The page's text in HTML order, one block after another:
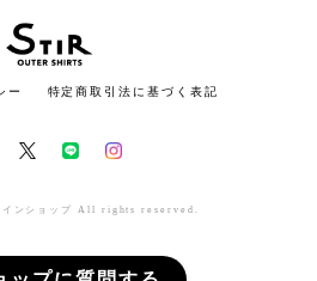
ー 特定商取引法に基づく表記
インショップ All rights reserved.